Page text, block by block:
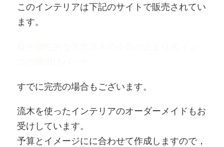
このインテリアは下記のサイトで販売されてい
ます。
すでに完売の場合もございます。
流木を使ったインテリアのオーダーメイドもお
受けしています。
予算とイメージにに合わせて作成しますので，